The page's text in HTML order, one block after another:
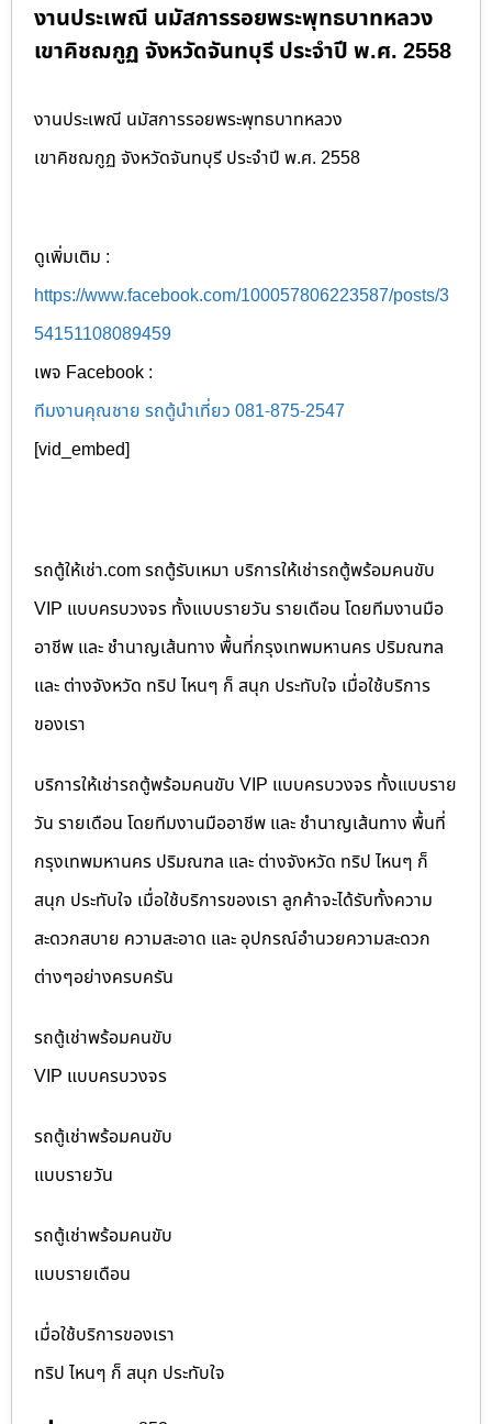
งานประเพณี นมัสการรอยพระพุทธบาทหลวง
เขาคิชฌกูฏ จังหวัดจันทบุรี ประจำปี พ.ศ. 2558
งานประเพณี นมัสการรอยพระพุทธบาทหลวง
เขาคิชฌกูฏ จังหวัดจันทบุรี ประจำปี พ.ศ. 2558
ดูเพิ่มเติม :
https://www.facebook.com/100057806223587/posts/3
54151108089459
เพจ Facebook :
ทีมงานคุณชาย รถตู้นำเที่ยว 081-875-2547
[vid_embed]
รถตู้ให้เช่า.com รถตู้รับเหมา บริการให้เช่ารถตู้พร้อมคนขับ
VIP แบบครบวงจร ทั้งแบบรายวัน รายเดือน โดยทีมงานมือ
อาชีพ และ ชำนาญเส้นทาง พื้นที่กรุงเทพมหานคร ปริมณฑล
และ ต่างจังหวัด ทริป ไหนๆ ก็ สนุก ประทับใจ เมื่อใช้บริการ
ของเรา
บริการให้เช่ารถตู้พร้อมคนขับ VIP แบบครบวงจร ทั้งแบบราย
วัน รายเดือน โดยทีมงานมืออาชีพ และ ชำนาญเส้นทาง พื้นที่
กรุงเทพมหานคร ปริมณฑล และ ต่างจังหวัด ทริป ไหนๆ ก็
สนุก ประทับใจ เมื่อใช้บริการของเรา ลูกค้าจะได้รับทั้งความ
สะดวกสบาย ความสะอาด และ อุปกรณ์อำนวยความสะดวก
ต่างๆอย่างครบครัน
รถตู้เช่าพร้อมคนขับ
VIP แบบครบวงจร
รถตู้เช่าพร้อมคนขับ
แบบรายวัน
รถตู้เช่าพร้อมคนขับ
แบบรายเดือน
เมื่อใช้บริการของเรา
ทริป ไหนๆ ก็ สนุก ประทับใจ